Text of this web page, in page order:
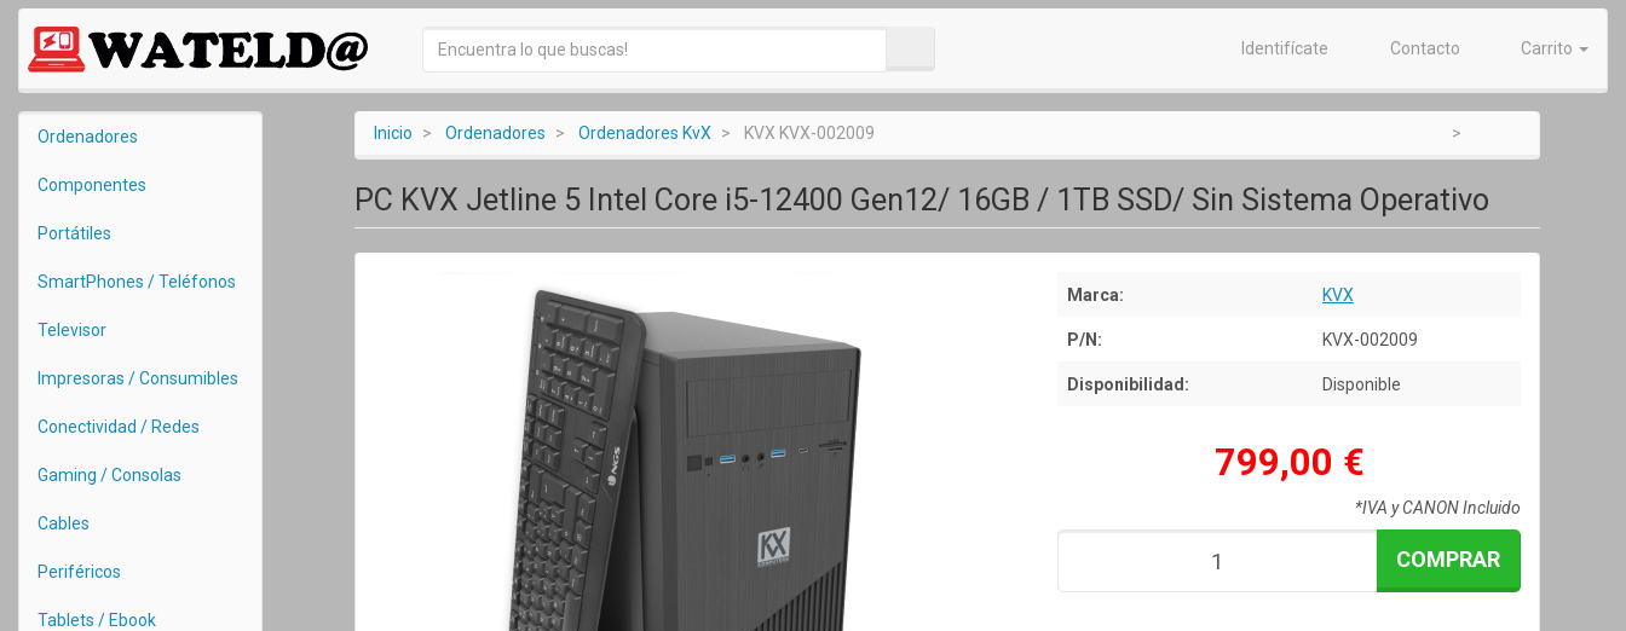
Identifícate Contacto Carrito
Ordenadores
Componentes
Portátiles
SmartPhones / Teléfonos
Televisor
Impresoras / Consumibles
Conectividad / Redes
Gaming / Consolas
Cables
Periféricos
Tablets / Ebook
Inicio Ordenadores Ordenadores KvX KVX KVX-002009
PC KVX Jetline 5 Intel Core i5-12400 Gen12/ 16GB / 1TB SSD/ Sin Sistema Operativo
Marca: KVX
P/N: KVX-002009
Disponibilidad: Disponible
799,00 €
*IVA y CANON Incluido
COMPRAR